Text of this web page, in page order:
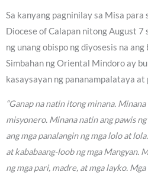
Sa kanyang pagninilay sa Misa para
Diocese of Calapan nitong August 7
ng unang obispo ng diyosesis na
Simbahan ng Oriental Mindoro ay
kasaysayan ng pananampalataya
“Ganap na natin itong minana.
misyonero. Minana natin ang pawis
ang mga panalangin ng mga lolo at
at kababaang-loob ng mga Mangyan.
ng mga pari, madre, at mga layko.